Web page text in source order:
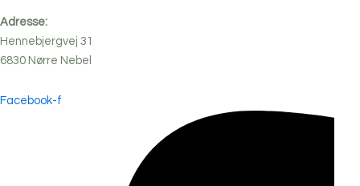
Adresse:
Hennebjergvej 31
6830 Nørre Nebel
Facebook-f